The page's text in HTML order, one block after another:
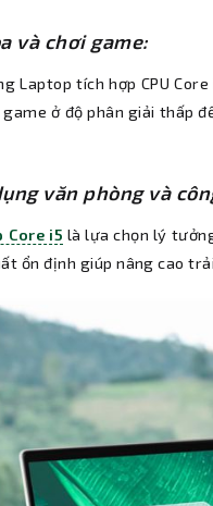
và chơi game:
Laptop tích hợp CPU
game ở độ phân giải thấp
văn phòng và
Core i5 là lựa chọn lý
ổn định giúp nâng cao